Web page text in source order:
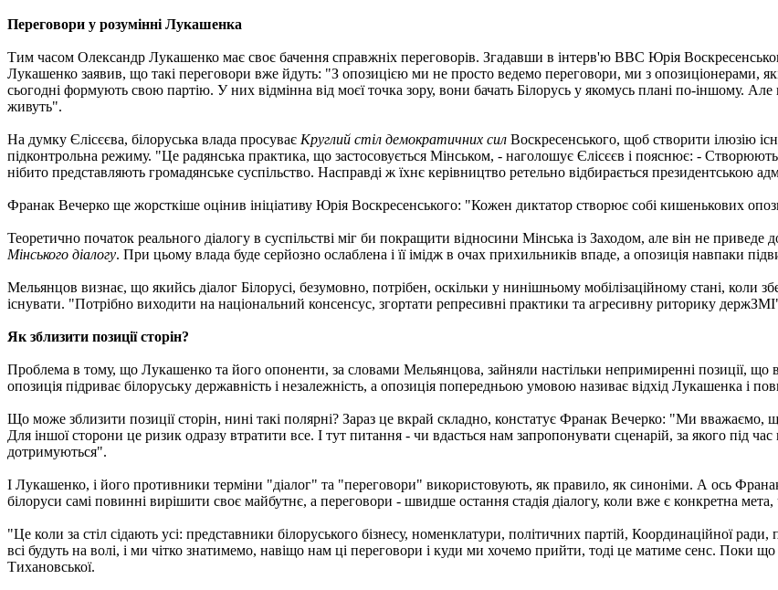
Переговори у розумінні Лукашенка
Тим часом Олександр Лукашенко має своє бачення справжніх переговорів. Згадавши в інтерв'ю ВВС Юрія
Лукашенко заявив, що такі переговори вже йдуть: "З опозицією ми не просто ведемо переговори, ми з опозиціонерами,
сьогодні формують свою партію. У них відмінна від моєї точка зору, вони бачать Білорусь у якомусь плані по-іншому.
живуть".
На думку Єлісєєва, білоруська влада просуває Круглий стіл демократичних сил Воскресенського, щоб створити ілюзію
підконтрольна режиму. "Це радянська практика, що застосовується Мінськом, - наголошує Єлісєєв і пояснює: -
нібито представляють громадянське суспільство. Насправді ж їхнє керівництво ретельно відбирається президентською
Франак Вечерко ще жорсткіше оцінив ініціативу Юрія Воскресенського: "Кожен диктатор створює собі кишенькових
Теоретично початок реального діалогу в суспільстві міг би покращити відносини Мінська із Заходом, але він не
Мінського діалогу. При цьому влада буде серйозно ослаблена і її імідж в очах прихильників впаде, а опозиція навпаки
Мельянцов визнає, що якийсь діалог Білорусі, безумовно, потрібен, оскільки у нинішньому мобілізаційному стані, коли
існувати. "Потрібно виходити на національний консенсус, згортати репресивні практики та агресивну риторику
Як зблизити позиції сторін?
Проблема в тому, що Лукашенко та його опоненти, за словами Мельянцова, зайняли настільки непримиренні позиції,
опозиція підриває білоруську державність і незалежність, а опозиція попередньою умовою називає відхід Лукашенка і
Що може зблизити позиції сторін, нині такі полярні? Зараз це вкрай складно, констатує Франак Вечерко: "Ми
Для іншої сторони це ризик одразу втратити все. І тут питання - чи вдасться нам запропонувати сценарій, за якого під
дотримуються".
І Лукашенко, і його противники терміни "діалог" та "переговори" використовують, як правило, як синоніми. А ось
білоруси самі повинні вирішити своє майбутнє, а переговори - швидше остання стадія діалогу, коли вже є конкретна
"Це коли за стіл сідають усі: представники білоруського бізнесу, номенклатури, політичних партій, Координаційної
всі будуть на волі, і ми чітко знатимемо, навіщо нам ці переговори і куди ми хочемо прийти, тоді це матиме сенс. Поки
Тихановської.